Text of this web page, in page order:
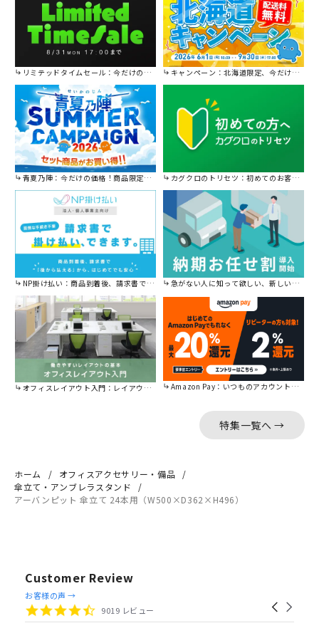
リミテッドタイムセール：今だけの限定セール。 キャンペーン：北海道限定、今だけ送料無料！
青夏乃陣：今だけの価格！商品限定セール開催中です。 カグクロのトリセツ：初めてのお客様はこちら。
NP掛け払い：商品到着後、請求書で後から払えます。 急がない人に知って欲しい、新しい割引を始めました。
オフィスレイアウト入門：レイアウトの基本をご紹介。 Amazon Pay：いつものアカウントで簡単に決済可能。
特集一覧へ →
ホーム
オフィスアクセサリー・備品
傘立て・アンブレラスタンド
アーバンピット 傘立て 24本用（W500×D362×H496）
Customer Review
Reviews
carousel
Carousel
arrows
4.4
star
9019 レビュー
お客様の声 →